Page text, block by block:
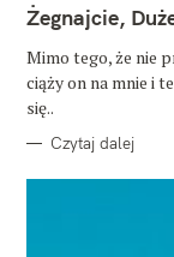
T
E
O
R
I
Żegnajcie,
Mimo tego, że nie
ciąży on na mnie i
się..
Czytaj dalej